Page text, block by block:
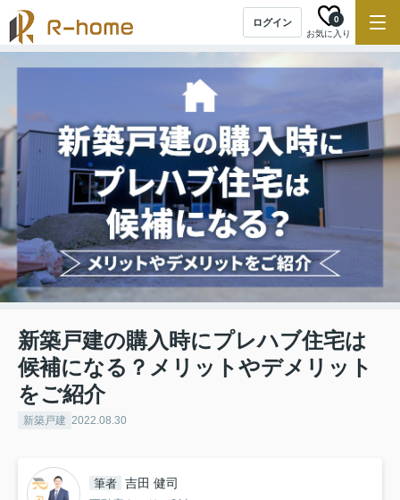
ログイン
お気に入り
0
新築戸建の購入時にプレハブ住宅は
候補になる？メリットやデメリット
をご紹介
新築戸建 2022.08.30
筆者 吉田 健司